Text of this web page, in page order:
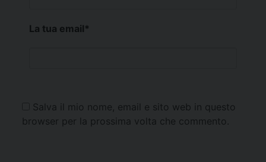
La tua email*
Salva il mio nome, email e sito web in questo
browser per la prossima volta che commento.